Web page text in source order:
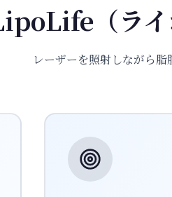
（ライ
レーザーを照射しながら